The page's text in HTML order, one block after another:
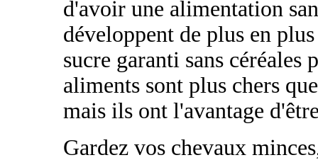
d'avoir une alimentation
développent de plus en
sucre garanti sans céréales
aliments sont plus chers
mais ils ont l'avantage
Gardez vos chevaux